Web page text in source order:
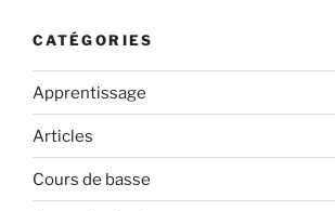
CATÉGORIES
Apprentissage
Articles
Cours de basse